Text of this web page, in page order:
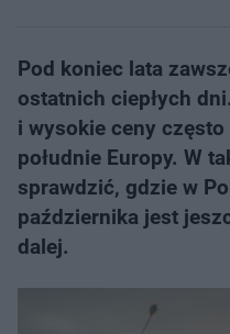
Pod koniec lata
ostatnich ciepłych
i wysokie ceny
południe Europy. W
sprawdzić, gdzie w
października jest
dalej.